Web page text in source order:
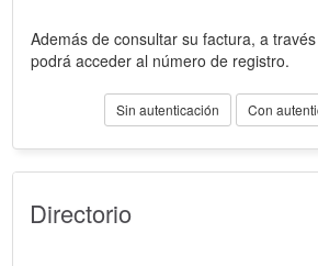
Además de consultar su factura, a
podrá acceder al número de registro.
Sin autenticación Con
Directorio